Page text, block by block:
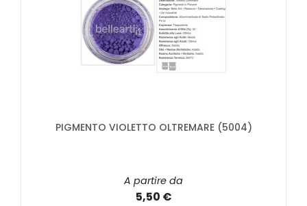
PIGMENTO VIOLETTO OLTREMARE (5004)
A partire da
5,50 €